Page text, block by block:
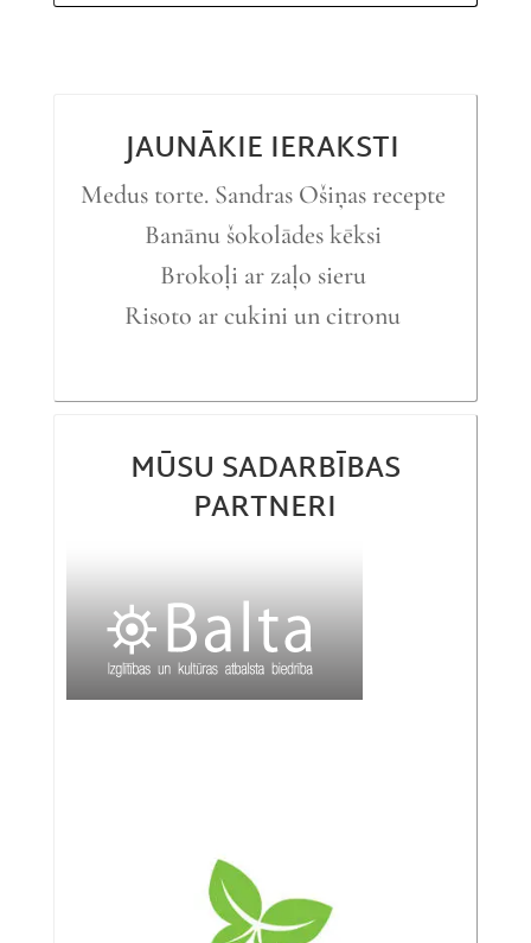
JAUNĀKIE IERAKSTI
Medus torte. Sandras Ošiņas recepte
Banānu šokolādes kēksi
Brokoļi ar zaļo sieru
Risoto ar cukini un citronu
MŪSU SADARBĪBAS
PARTNERI